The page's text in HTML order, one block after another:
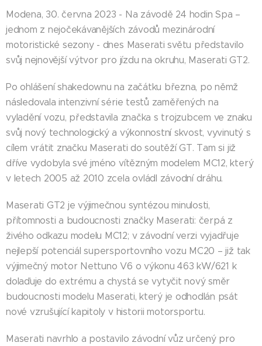
Modena, 30. června 2023 - Na závodě 24 hodin Spa –
jednom z nejočekávanějších závodů mezinárodní
motoristické sezony - dnes Maserati světu představilo
svůj nejnovější výtvor pro jízdu na okruhu, Maserati GT2.
Po ohlášení shakedownu na začátku března, po němž
následovala intenzivní série testů zaměřených na
vyladění vozu, představila značka s trojzubcem ve znaku
svůj nový technologický a výkonnostní skvost, vyvinutý s
cílem vrátit značku Maserati do soutěží GT. Tam si již
dříve vydobyla své jméno vítězným modelem MC12, který
v letech 2005 až 2010 zcela ovládl závodní dráhu.
Maserati GT2 je výjimečnou syntézou minulosti,
přítomnosti a budoucnosti značky Maserati: čerpá z
živého odkazu modelu MC12; v závodní verzi vyjadřuje
nejlepší potenciál supersportovního vozu MC20 – již tak
výjimečný motor Nettuno V6 o výkonu 463 kW/621 k
dolaďuje do extrému a chystá se vytyčit nový směr
budoucnosti modelu Maserati, který je odhodlán psát
nové vzrušující kapitoly v historii motorsportu.
Maserati navrhlo a postavilo závodní vůz určený pro